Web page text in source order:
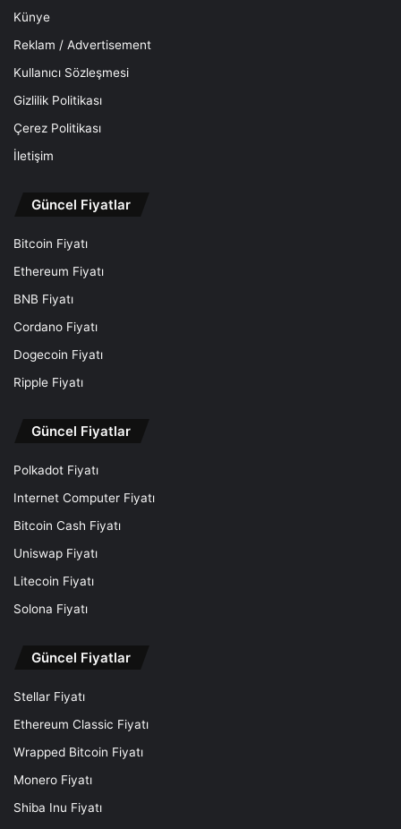
Künye
Reklam / Advertisement
Kullanıcı Sözleşmesi
Gizlilik Politikası
Çerez Politikası
İletişim
Güncel Fiyatlar
Bitcoin Fiyatı
Ethereum Fiyatı
BNB Fiyatı
Cordano Fiyatı
Dogecoin Fiyatı
Ripple Fiyatı
Güncel Fiyatlar
Polkadot Fiyatı
Internet Computer Fiyatı
Bitcoin Cash Fiyatı
Uniswap Fiyatı
Litecoin Fiyatı
Solona Fiyatı
Güncel Fiyatlar
Stellar Fiyatı
Ethereum Classic Fiyatı
Wrapped Bitcoin Fiyatı
Monero Fiyatı
Shiba Inu Fiyatı